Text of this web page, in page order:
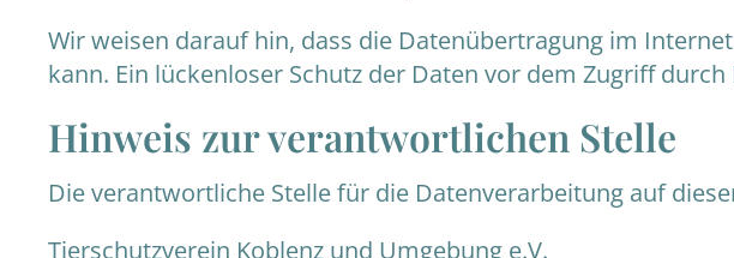
Wir weisen darauf hin, dass die Datenübertragung im
kann. Ein lückenloser Schutz der Daten vor dem Zugriff
Hinweis zur verantwortlichen Stelle
Die verantwortliche Stelle für die Datenverarbeitung auf
Tierschutzverein Koblenz und Umgebung e.V.